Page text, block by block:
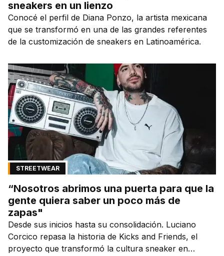
sneakers en un lienzo
Conocé el perfil de Diana Ponzo, la artista mexicana
que se transformó en una de las grandes referentes
de la customización de sneakers en Latinoamérica.
STREETWEAR
“Nosotros abrimos una puerta para que la
gente quiera saber un poco más de
zapas"
Desde sus inicios hasta su consolidación. Luciano
Corcico repasa la historia de Kicks and Friends, el
proyecto que transformó la cultura sneaker en